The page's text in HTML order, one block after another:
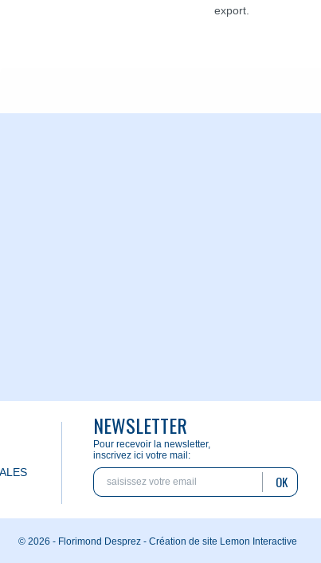
export.
NEWSLETTER
Pour recevoir la newsletter,
inscrivez ici votre mail:
OK
© 2026 - Florimond Desprez - Création de site Lemon Interactive